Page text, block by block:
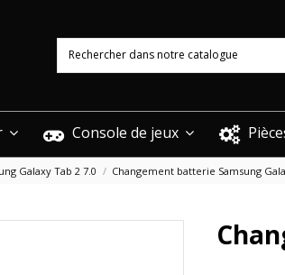
Console de jeux
Galaxy Tab 2 7.0 Changement batterie Samsung